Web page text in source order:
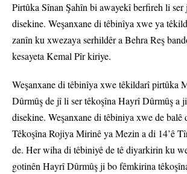
Pirtûka Sînan Şahîn bi awayekî berfireh li
disekine. Weşanxane di têbinîya xwe ya
zanîn ku xwezaya serhildêr a Behra Reş
kesayeta Kemal Pîr kiriye.
Weşanxane di têbinîya xwe têkildarî pirtûka
Dûrmûş de jî li ser têkoşîna Hayrî Dûrmûş a
disekine. Weşanxane di têbiniya xwe de balê
Têkoşîna Rojiya Mirinê ya Mezin a di 14’ê
de. Her wiha di têbiniyê de tê diyarkirin ku
gotinên Hayrî Dûrmûş ji bo fêmkirina